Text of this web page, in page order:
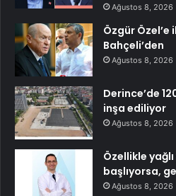
Ağustos 8, 2026
Özgür
Bahçeli’den
Ağustos 8, 2026
Derince’de
inşa ediliyor
Ağustos 8, 2026
Özellikle
başlıyorsa,
Ağustos 8, 2026